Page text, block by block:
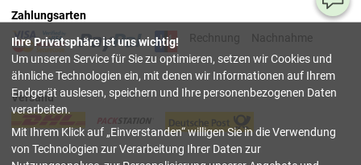
Zahlungsarten
Rechnung
Nachnahme
Versand
Ihre Privatsphäre ist uns wichtig!
Um unseren Service für Sie zu optimieren, setzen wir Cookies und
ähnliche Technologien ein, mit denen wir Informationen auf Ihrem
Endgerät auslesen, speichern und Ihre personenbezogenen Daten
verarbeiten.
Mit Ihrem Klick auf Einverstanden willigen Sie in die Verwendung
von Technologien zur Verarbeitung Ihrer Daten zur
Sie